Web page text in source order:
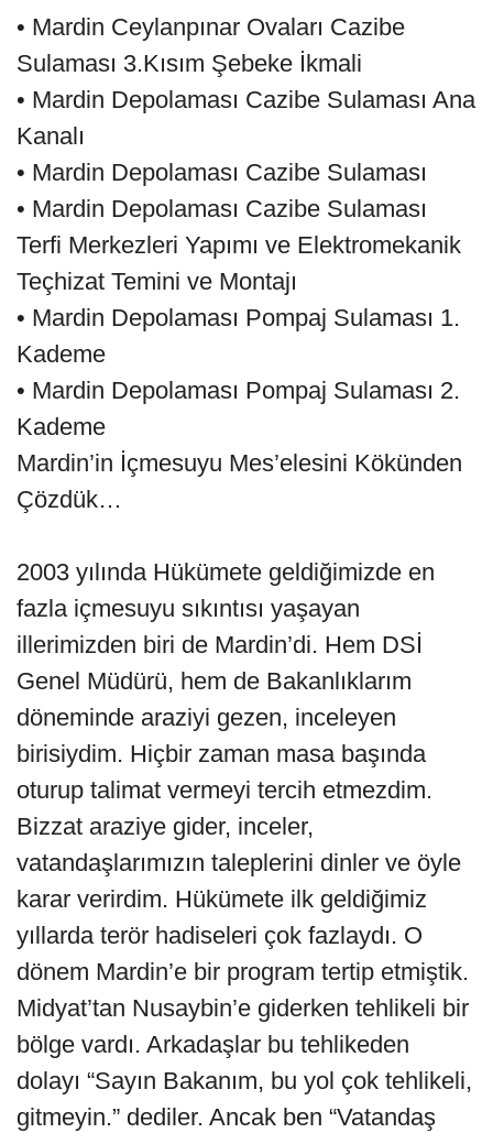
• Mardin Ceylanpınar Ovaları Cazibe
Sulaması 3.Kısım Şebeke İkmali
• Mardin Depolaması Cazibe Sulaması Ana
Kanalı
• Mardin Depolaması Cazibe Sulaması
• Mardin Depolaması Cazibe Sulaması
Terfi Merkezleri Yapımı ve Elektromekanik
Teçhizat Temini ve Montajı
• Mardin Depolaması Pompaj Sulaması 1.
Kademe
• Mardin Depolaması Pompaj Sulaması 2.
Kademe
Mardin’in İçmesuyu Mes’elesini Kökünden
Çözdük…
2003 yılında Hükümete geldiğimizde en
fazla içmesuyu sıkıntısı yaşayan
illerimizden biri de Mardin’di. Hem DSİ
Genel Müdürü, hem de Bakanlıklarım
döneminde araziyi gezen, inceleyen
birisiydim. Hiçbir zaman masa başında
oturup talimat vermeyi tercih etmezdim.
Bizzat araziye gider, inceler,
vatandaşlarımızın taleplerini dinler ve öyle
karar verirdim. Hükümete ilk geldiğimiz
yıllarda terör hadiseleri çok fazlaydı. O
dönem Mardin’e bir program tertip etmiştik.
Midyat’tan Nusaybin’e giderken tehlikeli bir
bölge vardı. Arkadaşlar bu tehlikeden
dolayı “Sayın Bakanım, bu yol çok tehlikeli,
gitmeyin.” dediler. Ancak ben “Vatandaş